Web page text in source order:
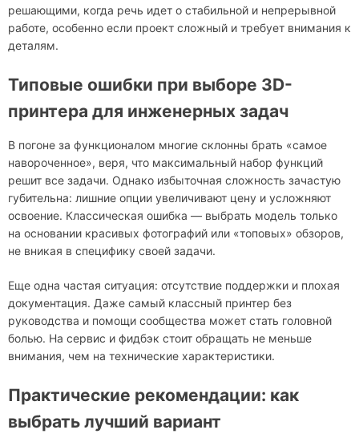
решающими, когда речь идет о стабильной и непрерывной
работе, особенно если проект сложный и требует внимания к
деталям.
Типовые ошибки при выборе 3D-
принтера для инженерных задач
В погоне за функционалом многие склонны брать «самое
навороченное», веря, что максимальный набор функций
решит все задачи. Однако избыточная сложность зачастую
губительна: лишние опции увеличивают цену и усложняют
освоение. Классическая ошибка — выбрать модель только
на основании красивых фотографий или «топовых» обзоров,
не вникая в специфику своей задачи.
Еще одна частая ситуация: отсутствие поддержки и плохая
документация. Даже самый классный принтер без
руководства и помощи сообщества может стать головной
болью. На сервис и фидбэк стоит обращать не меньше
внимания, чем на технические характеристики.
Практические рекомендации: как
выбрать лучший вариант